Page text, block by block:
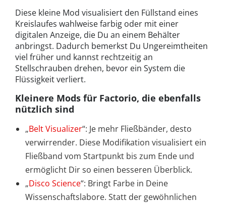
Diese kleine Mod visualisiert den Füllstand eines
Kreislaufes wahlweise farbig oder mit einer
digitalen Anzeige, die Du an einem Behälter
anbringst. Dadurch bemerkst Du Ungereimtheiten
viel früher und kannst rechtzeitig an
Stellschrauben drehen, bevor ein System die
Flüssigkeit verliert.
Kleinere Mods für Factorio, die ebenfalls
nützlich sind
„Belt Visualizer“: Je mehr Fließbänder, desto
verwirrender. Diese Modifikation visualisiert ein
Fließband vom Startpunkt bis zum Ende und
ermöglicht Dir so einen besseren Überblick.
„Disco Science“: Bringt Farbe in Deine
Wissenschaftslabore. Statt der gewöhnlichen